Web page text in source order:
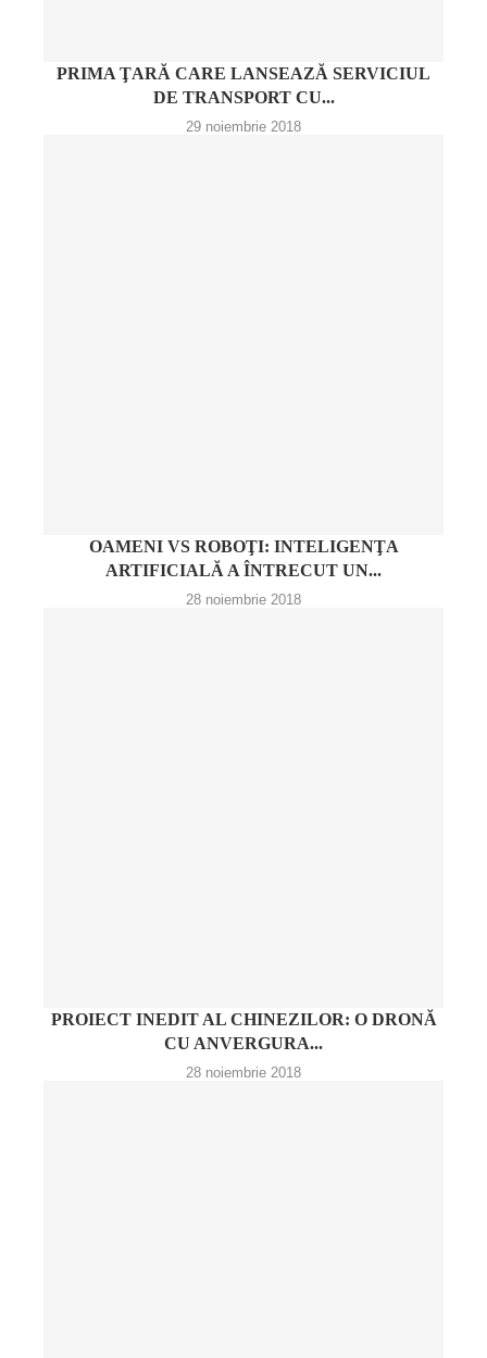
PRIMA ŢARĂ CARE LANSEAZĂ SERVICIUL
DE TRANSPORT CU...
29 noiembrie 2018
OAMENI VS ROBOŢI: INTELIGENŢA
ARTIFICIALĂ A ÎNTRECUT UN...
28 noiembrie 2018
PROIECT INEDIT AL CHINEZILOR: O DRONĂ
CU ANVERGURA...
28 noiembrie 2018